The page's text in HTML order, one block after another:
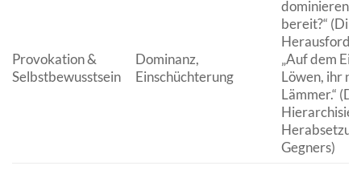
Provokation &
Selbstbewusstsein
Dominanz,
Einschüchterung
dominieren.
bereit?“
„Auf dem
Löwen, ihr
Lämmer.“
Gegners)